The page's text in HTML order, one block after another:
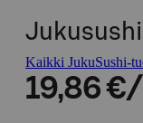
Kaikki JukuSushi-
19,86